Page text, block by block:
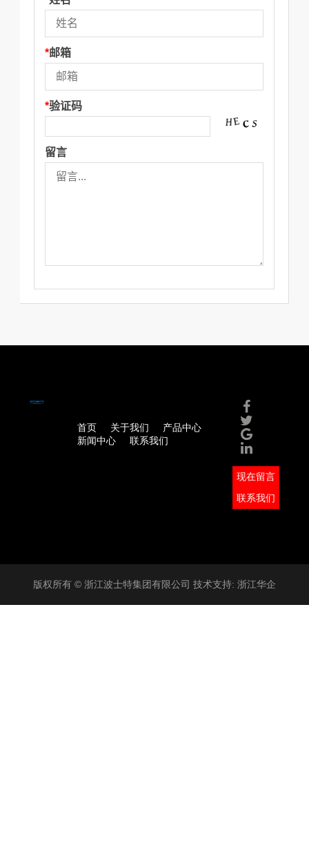
*邮箱
*验证码
留言
首页 关于我们
产品中心
新闻中心
联系我们
现在留言
联系我们
版权所有 © 浙江波士特集团有限公司 技术支持: 浙江华企